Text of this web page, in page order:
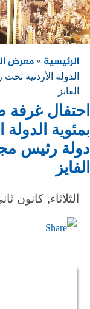
الرئيسية » معرض
الدولة الأردنية
الفايز
احتفال غرفة
بمئوية
دولة رئيس
الفايز
الثلاثاء, كانون ثاني 19,